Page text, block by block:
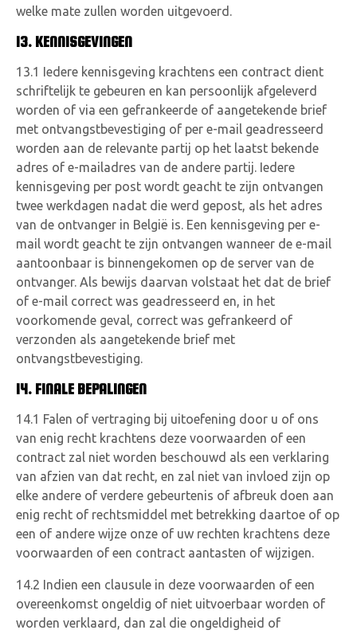
welke mate zullen worden uitgevoerd.
13. KENNISGEVINGEN
13.1 Iedere kennisgeving krachtens een contract dient
schriftelijk te gebeuren en kan persoonlijk afgeleverd
worden of via een gefrankeerde of aangetekende brief
met ontvangstbevestiging of per e-mail geadresseerd
worden aan de relevante partij op het laatst bekende
adres of e-mailadres van de andere partij. Iedere
kennisgeving per post wordt geacht te zijn ontvangen
twee werkdagen nadat die werd gepost, als het adres
van de ontvanger in België is. Een kennisgeving per e-
mail wordt geacht te zijn ontvangen wanneer de e-mail
aantoonbaar is binnengekomen op de server van de
ontvanger. Als bewijs daarvan volstaat het dat de brief
of e-mail correct was geadresseerd en, in het
voorkomende geval, correct was gefrankeerd of
verzonden als aangetekende brief met
ontvangstbevestiging.
14. FINALE BEPALINGEN
14.1 Falen of vertraging bij uitoefening door u of ons
van enig recht krachtens deze voorwaarden of een
contract zal niet worden beschouwd als een verklaring
van afzien van dat recht, en zal niet van invloed zijn op
elke andere of verdere gebeurtenis of afbreuk doen aan
enig recht of rechtsmiddel met betrekking daartoe of op
een of andere wijze onze of uw rechten krachtens deze
voorwaarden of een contract aantasten of wijzigen.
14.2 Indien een clausule in deze voorwaarden of een
overeenkomst ongeldig of niet uitvoerbaar worden of
worden verklaard, dan zal die ongeldigheid of